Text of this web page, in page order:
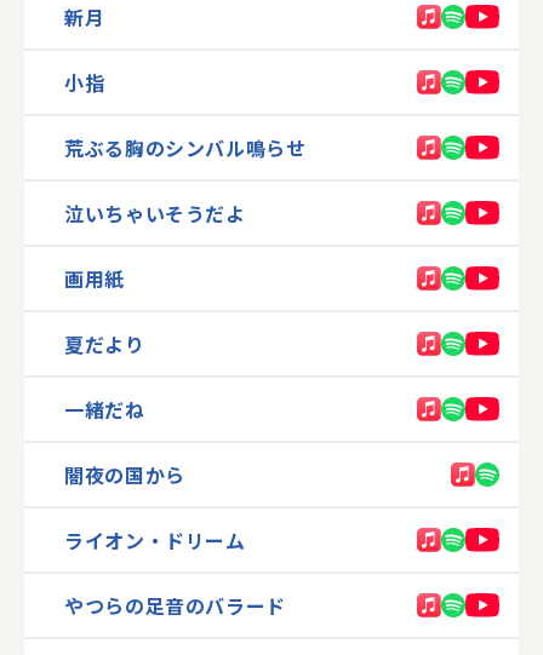
新月
小指
荒ぶる胸のシンバル鳴らせ
泣いちゃいそうだよ
画用紙
夏だより
一緒だね
闇夜の国から
ライオン・ドリーム
やつらの足音のバラード